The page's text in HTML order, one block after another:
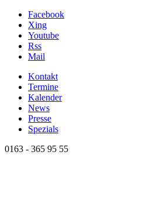
Facebook
Xing
Youtube
Rss
Mail
Kontakt
Termine
Kalender
News
Presse
Spezials
0163 - 365 95 55